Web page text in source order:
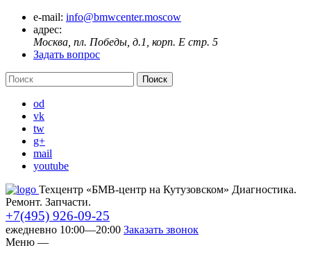
e-mail: info@bmwcenter.moscow
адрес:
Москва, пл. Победы, д.1, корп. E стр. 5
Задать вопрос
od
vk
tw
g+
mail
youtube
Техцентр «БМВ-центр на Кутузовском» Диагностика.
Ремонт. Запчасти.
+7(495) 926-09-25
ежедневно 10:00—20:00 Заказать звонок
Меню —